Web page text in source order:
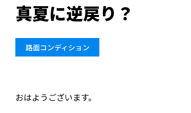
真夏に逆戻り？
路面コンディション
おはようございます。